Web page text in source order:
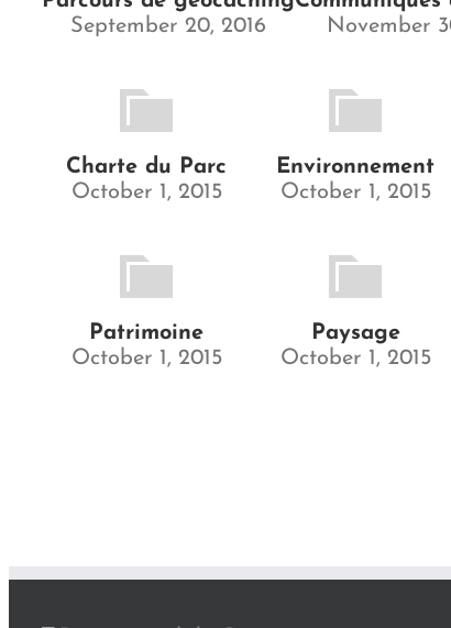
September 20, 2016
November
Charte du Parc
October 1, 2015
Environnement
October 1, 2015
Patrimoine
October 1, 2015
Paysage
October 1, 2015